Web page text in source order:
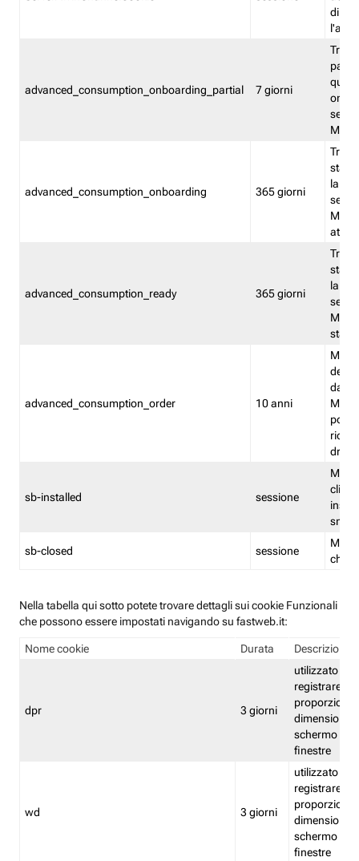
advanced_consumption_onboarding_partial 7 giorni
advanced_consumption_onboarding 365 giorni
stata
la
advanced_consumption_ready 365 giorni
stata
la
stato
advanced_consumption_order 10 anni
delle
sb-installed sessione
sb-closed sessione
Nella tabella qui sotto potete trovare dettagli sui cookie Funzionali
che possono essere impostati navigando su fastweb.it:
Nome cookie Durata Descrizione
dpr 3 giorni
utilizzato per
registrare le
proporzioni
dimensioni
schermo e
finestre
wd 3 giorni
utilizzato per
registrare le
proporzioni
dimensioni
schermo e
finestre